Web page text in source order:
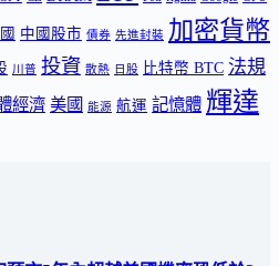
中國股市 債券 先進封裝 加密貨幣
川普 投資 散熱 日股 比特幣 BTC 法規
經濟 美國 能源 航運 記憶體 輝達